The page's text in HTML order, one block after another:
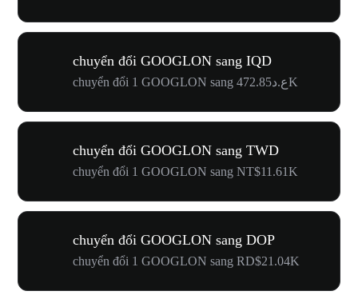
chuyển đổi GOOGLON sang IQD
chuyển đổi 1 GOOGLON sang ع.د472.85K
chuyển đổi GOOGLON sang TWD
chuyển đổi 1 GOOGLON sang NT$11.61K
chuyển đổi GOOGLON sang DOP
chuyển đổi 1 GOOGLON sang RD$21.04K